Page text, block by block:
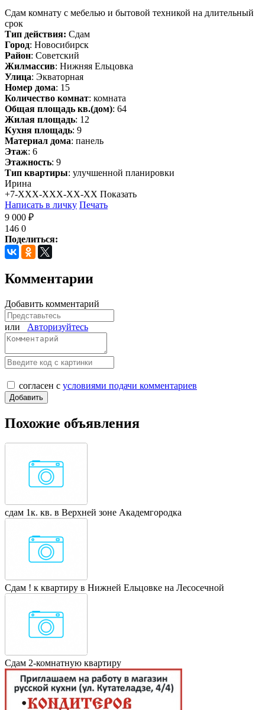
Сдам комнату с мебелью и бытовой техникой на длительный
срок
Тип действия: Сдам
Город: Новосибирск
Район: Советский
Жилмассив: Нижняя Ельцовка
Улица: Экваторная
Номер дома: 15
Количество комнат: комната
Общая площадь кв.(дом): 64
Жилая площадь: 12
Кухня площадь: 9
Материал дома: панель
Этаж: 6
Этажность: 9
Тип квартиры: улучшенной планировки
Ирина
+7-XXX-XXX-XX-XX Показать
Написать в личку Печать
9 000 ₽
146 0
Поделиться:
Комментарии
Добавить комментарий
или Авторизуйтесь
согласен с условиями подачи комментариев
Похожие объявления
сдам 1к. кв. в Верхней зоне Академгородка
Сдам ! к квартиру в Нижней Ельцовке на Лесосечной
Сдам 2-комнатную квартиру